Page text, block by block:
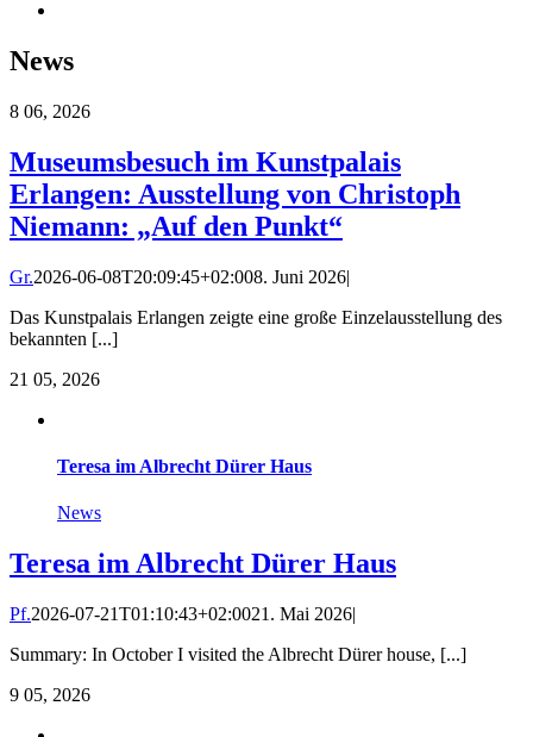
News
8 06, 2026
Museumsbesuch im Kunstpalais
Erlangen: Ausstellung von Christoph
Niemann: „Auf den Punkt“
Gr.2026-06-08T20:09:45+02:008. Juni 2026|
Das Kunstpalais Erlangen zeigte eine große Einzelausstellung des
bekannten [...]
21 05, 2026
Teresa im Albrecht Dürer Haus
News
Teresa im Albrecht Dürer Haus
Pf.2026-07-21T01:10:43+02:0021. Mai 2026|
Summary: In October I visited the Albrecht Dürer house, [...]
9 05, 2026